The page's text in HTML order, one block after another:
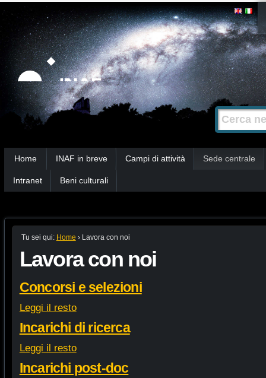
Strumenti
personali
Salta
contenuti.
|
Salta
alla
navigazione
Cerca nel
Ricerca
avanzata…
Home INAF in breve Campi di attività Sede centrale
Intranet Beni culturali
Tu sei qui: Home › Lavora con noi
Lavora con noi
Concorsi e selezioni
Leggi il resto
Incarichi di ricerca
Leggi il resto
Incarichi post-doc